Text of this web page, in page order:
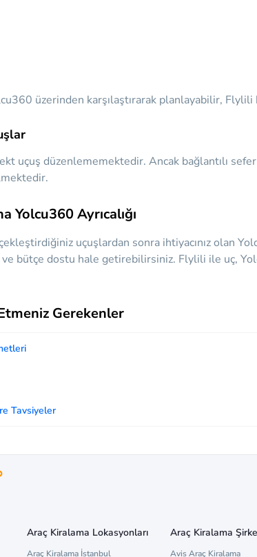
üzerinden karşılaştırarak planlayabilir,
uçuş düzenlememektedir. Ancak bağlantılı
Yolcu360 Ayrıcalığı
uçuşlardan sonra ihtiyacınız olan
bütçe dostu hale getirebilirsiniz. Flylili ile uç,
Gerekenler
Tavsiyeler
Araç Kiralama Lokasyonları
Araç Kiralama İstanbul
Araç Kiralama
Avis Araç Kiralama